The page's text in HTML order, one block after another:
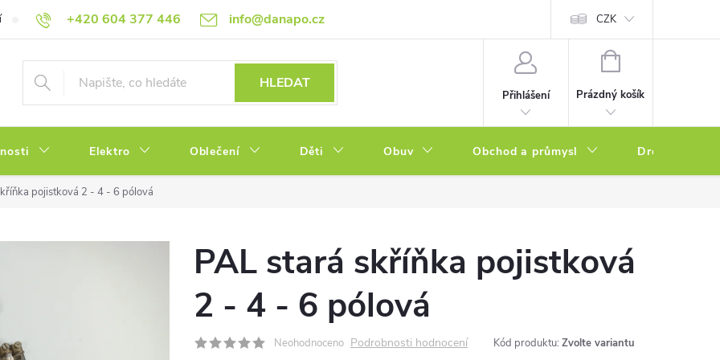
+420 604 377 446 info@danapo.cz
Hodnocení obchodu Obchodní podmínky Reklamace a výměna zboží Podmínky ochrany osobních údajů Soubory cookies
CZK
HLEDAT
Přihlášení
NÁKUPNÍ
Prázdný košík
Elektro Oblečení Děti Obuv Obchod a průmysl Drogerie
pojistková 2 - 4 - 6 pólová
PAL stará skříňka pojistková
2 - 4 - 6 pólová
Neohodnoceno Podrobnosti hodnocení Kód produktu: Zvolte variantu